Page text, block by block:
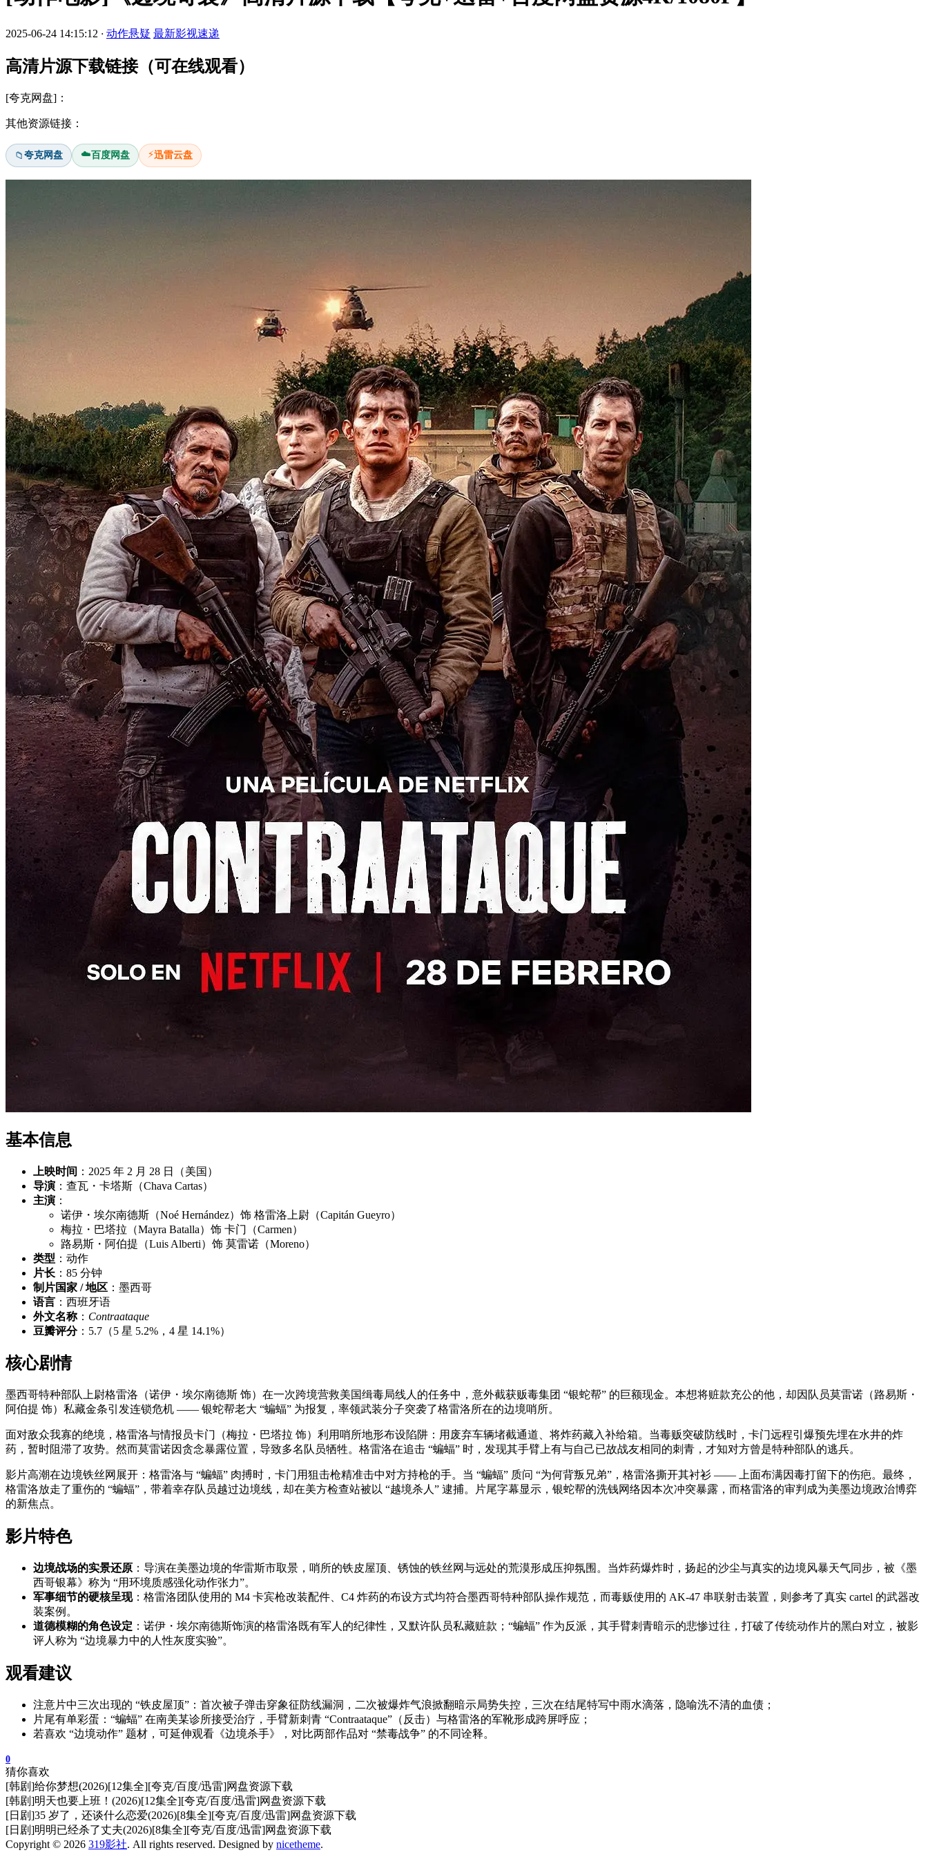
2025-06-24 14:15:12 · 动作悬疑 最新影视速递
高清片源下载链接（可在线观看）
[夸克网盘]：
其他资源链接：
📁夸克网盘 ☁️百度网盘 ⚡迅雷云盘
基本信息
上映时间 ：2025 年 2 月 28 日（美国）
导演 ：查瓦・卡塔斯（Chava Cartas）
主演 ：
诺伊・埃尔南德斯（Noé Hernández）饰 格雷洛上尉（Capitán Gueyro）
梅拉・巴塔拉（Mayra Batalla）饰 卡门（Carmen）
路易斯・阿伯提（Luis Alberti）饰 莫雷诺（Moreno）
类型 ：动作
片长 ：85 分钟
制片国家 / 地区 ：墨西哥
语言 ：西班牙语
外文名称： Contraataque
豆瓣评分：5.7（5 星 5.2%，4 星 14.1%）
核心剧情
墨西哥特种部队上尉格雷洛（诺伊・埃尔南德斯 饰）在一次跨境营救美国缉毒局线人的任务中，意外截获贩毒集团 “银蛇帮” 的巨额现金。本想将赃款充公的他，却因队员莫雷诺（路易斯・
阿伯提 饰）私藏金条引发连锁危机 —— 银蛇帮老大 “蝙蝠” 为报复，率领武装分子突袭了格雷洛所在的边境哨所。
面对敌众我寡的绝境，格雷洛与情报员卡门（梅拉・巴塔拉 饰）利用哨所地形布设陷阱：用废弃车辆堵截通道、将炸药藏入补给箱。当毒贩突破防线时，卡门远程引爆预先埋在水井的炸
药，暂时阻滞了攻势。然而莫雷诺因贪念暴露位置，导致多名队员牺牲。格雷洛在追击 “蝙蝠” 时，发现其手臂上有与自己已故战友相同的刺青，才知对方曾是特种部队的逃兵。
影片高潮在边境铁丝网展开：格雷洛与 “蝙蝠” 肉搏时，卡门用狙击枪精准击中对方持枪的手。当 “蝙蝠” 质问 “为何背叛兄弟”，格雷洛撕开其衬衫 —— 上面布满因毒打留下的伤疤。最终，
格雷洛放走了重伤的 “蝙蝠”，带着幸存队员越过边境线，却在美方检查站被以 “越境杀人” 逮捕。片尾字幕显示，银蛇帮的洗钱网络因本次冲突暴露，而格雷洛的审判成为美墨边境政治博弈
的新焦点。
影片特色
边境战场的实景还原 ：导演在美墨边境的华雷斯市取景，哨所的铁皮屋顶、锈蚀的铁丝网与远处的荒漠形成压抑氛围。当炸药爆炸时，扬起的沙尘与真实的边境风暴天气同步，被《墨
西哥银幕》称为 “用环境质感强化动作张力”。
军事细节的硬核呈现：格雷洛团队使用的 M4 卡宾枪改装配件、C4 炸药的布设方式均符合墨西哥特种部队操作规范，而毒贩使用的 AK-47 串联射击装置，则参考了真实 cartel 的武器改
装案例。
道德模糊的角色设定 ：诺伊・埃尔南德斯饰演的格雷洛既有军人的纪律性，又默许队员私藏赃款；“蝙蝠” 作为反派，其手臂刺青暗示的悲惨过往，打破了传统动作片的黑白对立，被影
评人称为 “边境暴力中的人性灰度实验”。
观看建议
注意片中三次出现的 “铁皮屋顶”：首次被子弹击穿象征防线漏洞，二次被爆炸气浪掀翻暗示局势失控，三次在结尾特写中雨水滴落，隐喻洗不清的血债；
片尾有单彩蛋：“蝙蝠” 在南美某诊所接受治疗，手臂新刺青 “Contraataque”（反击）与格雷洛的军靴形成跨屏呼应；
若喜欢 “边境动作” 题材，可延伸观看《边境杀手》，对比两部作品对 “禁毒战争” 的不同诠释。
0
猜你喜欢
[韩剧]给你梦想(2026)[12集全][夸克/百度/迅雷]网盘资源下载
[韩剧]明天也要上班！(2026)[12集全][夸克/百度/迅雷]网盘资源下载
[日剧]35 岁了，还谈什么恋爱(2026)[8集全][夸克/百度/迅雷]网盘资源下载
[日剧]明明已经杀了丈夫(2026)[8集全][夸克/百度/迅雷]网盘资源下载
Copyright © 2026 319影社. All rights reserved. Designed by nicetheme.